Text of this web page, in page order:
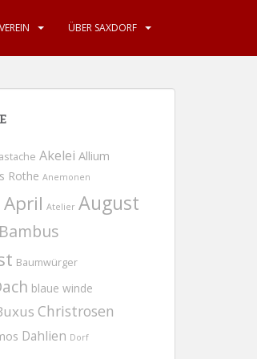
VEREIN ÜBER SAXDORF
Akelei Allium
Rothe Anemonen
April Atelier August
Bambus
Baumwürger
blaue winde
Christrosen
Dahlien Dorf